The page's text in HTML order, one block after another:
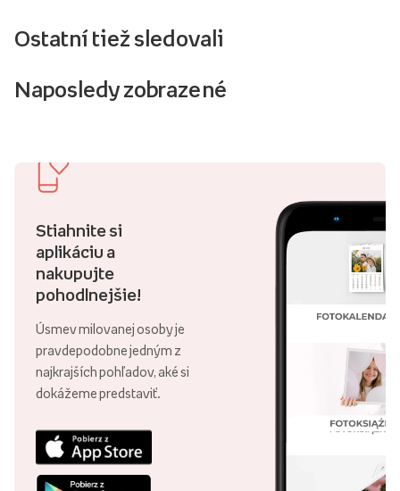
Ostatní tiež sledovali
Naposledy zobrazené
Stiahnite si
aplikáciu a
nakupujte
pohodlnejšie!
Úsmev milovanej osoby je
pravdepodobne jedným z
najkrajších pohľadov, aké si
dokážeme predstaviť.